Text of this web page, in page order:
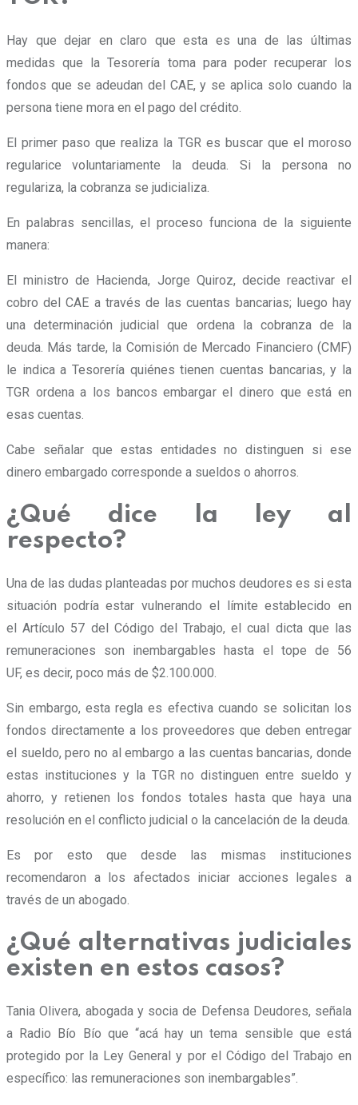
Hay que dejar en claro que esta es una de las últimas
medidas que la Tesorería toma para poder recuperar los
fondos que se adeudan del CAE, y se aplica solo cuando la
persona tiene mora en el pago del crédito.
El primer paso que realiza la TGR es buscar que el moroso
regularice voluntariamente la deuda. Si la persona no
regulariza, la cobranza se judicializa.
En palabras sencillas, el proceso funciona de la siguiente
manera:
El ministro de Hacienda, Jorge Quiroz, decide reactivar el
cobro del CAE a través de las cuentas bancarias; luego hay
una determinación judicial que ordena la cobranza de la
deuda. Más tarde, la Comisión de Mercado Financiero (CMF)
le indica a Tesorería quiénes tienen cuentas bancarias, y la
TGR ordena a los bancos embargar el dinero que está en
esas cuentas.
Cabe señalar que estas entidades no distinguen si ese
dinero embargado corresponde a sueldos o ahorros.
¿Qué dice la ley al
respecto?
Una de las dudas planteadas por muchos deudores es si esta
situación podría estar vulnerando el límite establecido en
el Artículo 57 del Código del Trabajo, el cual dicta que las
remuneraciones son inembargables hasta el tope de 56
UF, es decir, poco más de $2.100.000.
Sin embargo, esta regla es efectiva cuando se solicitan los
fondos directamente a los proveedores que deben entregar
el sueldo, pero no al embargo a las cuentas bancarias, donde
estas instituciones y la TGR no distinguen entre sueldo y
ahorro, y retienen los fondos totales hasta que haya una
resolución en el conflicto judicial o la cancelación de la deuda.
Es por esto que desde las mismas instituciones
recomendaron a los afectados iniciar acciones legales a
través de un abogado.
¿Qué alternativas judiciales
existen en estos casos?
Tania Olivera, abogada y socia de Defensa Deudores, señala
a Radio Bío Bío que “acá hay un tema sensible que está
protegido por la Ley General y por el Código del Trabajo en
específico: las remuneraciones son inembargables”.